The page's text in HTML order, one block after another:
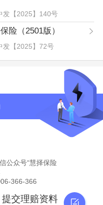
发【2025】140号
险（2501版）
发【2025】72号
公众号“慧择保险
366-366
提交理赔资料